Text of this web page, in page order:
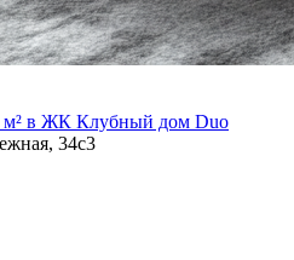
м² в ЖК Клубный дом Duo
34с3